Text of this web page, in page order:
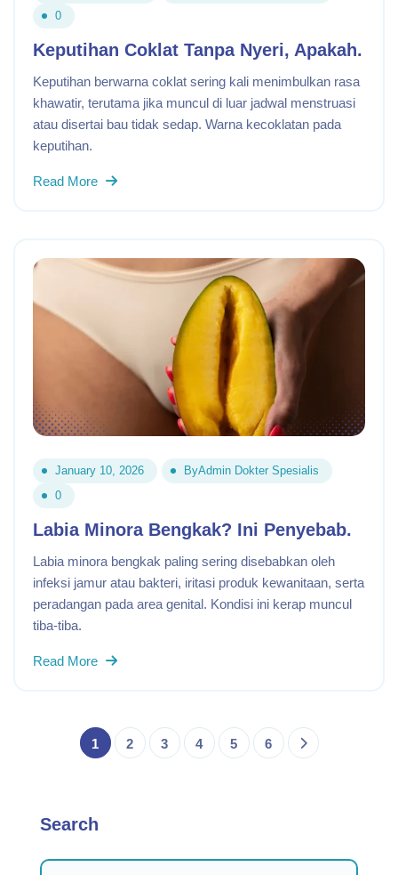
0
Keputihan Coklat Tanpa Nyeri, Apakah.
Keputihan berwarna coklat sering kali menimbulkan rasa
khawatir, terutama jika muncul di luar jadwal menstruasi
atau disertai bau tidak sedap. Warna kecoklatan pada
keputihan.
Read More
January 10, 2026 ByAdmin Dokter Spesialis
0
Labia Minora Bengkak? Ini Penyebab.
Labia minora bengkak paling sering disebabkan oleh
infeksi jamur atau bakteri, iritasi produk kewanitaan, serta
peradangan pada area genital. Kondisi ini kerap muncul
tiba-tiba.
Read More
1 2 3 4 5 6
Search